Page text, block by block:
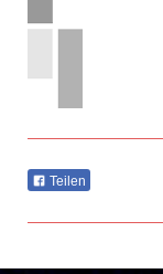
Teilen